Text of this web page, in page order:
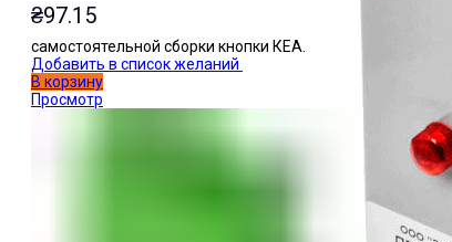
₴97.15
самостоятельной сборки кнопки КЕА.
Добавить в список желаний
В корзину
Просмотр